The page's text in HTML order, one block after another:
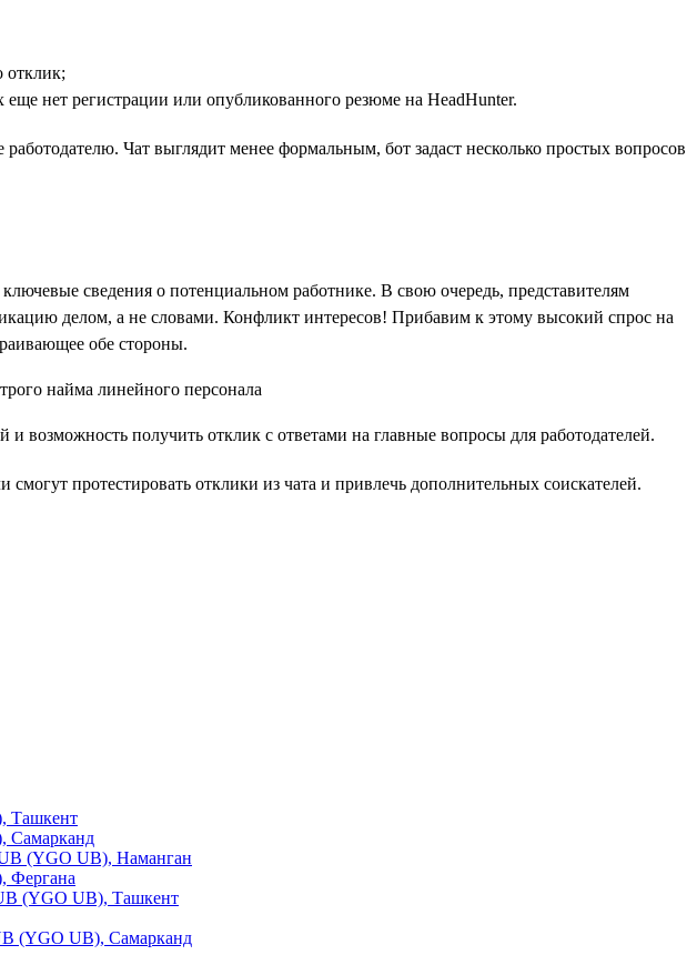
отклик;
нет регистрации или опубликованного резюме на HeadHunter.
Чат выглядит менее формальным, бот задаст несколько простых вопросов
сведения о потенциальном работнике. В свою очередь, представителям
делом, а не словами. Конфликт интересов! Прибавим к этому высокий спрос на
обе стороны.
получить отклик с ответами на главные вопросы для работодателей.
протестировать отклики из чата и привлечь дополнительных соискателей.
Ташкент
Самарканд
(YGO UB), Наманган
Фергана
(YGO UB), Ташкент
(YGO UB), Самарканд